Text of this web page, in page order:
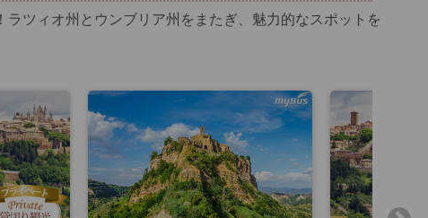
ツィオ州とウンブリア州をまたぎ、魅力的なスポットを